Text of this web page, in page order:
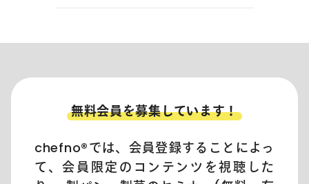
無料会員を募集しています！
chefno®︎では、会員登録することによっ
て、会員限定のコンテンツを視聴した